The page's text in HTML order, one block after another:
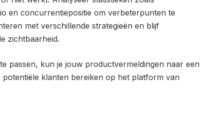
en concurrentiepositie om verbeterpunten te
met verschillende strategieën en blijf
zichtbaarheid.
passen, kun je jouw productvermeldingen naar een
klanten bereiken op het platform van